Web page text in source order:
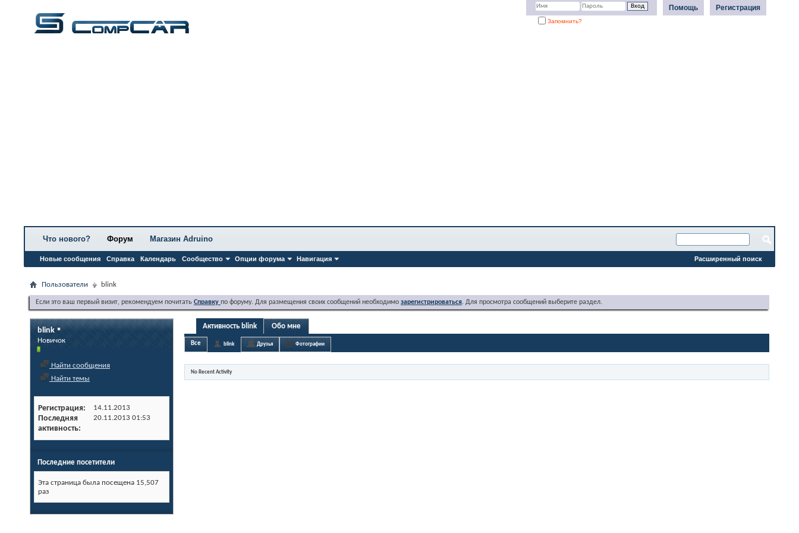
Регистрация
Помощь
Запомнить?
Что нового? Форум
Новые сообщения Справка Календарь Сообщество Опции форума Навигация
Магазин Adruino
Расширенный поиск
Пользователи blink
Если это ваш первый визит, рекомендуем почитать Справку по форуму. Для размещения своих сообщений необходимо зарегистрироваться. Для просмотра сообщений выберите раздел.
blink
Новичок
Найти сообщения
Найти темы
Регистрация 14.11.2013
Последняя
активность
20.11.2013 01:53
Последние посетители
Эта страница была посещена 15,507
раз
Активность blink Обо мне
Все blink Друзья Фотографии
No Recent Activity